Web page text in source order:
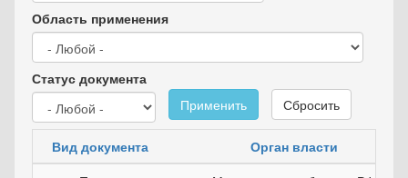
Область применения
Статус документа
Применить
Сбросить
Вид документа
Орган власти